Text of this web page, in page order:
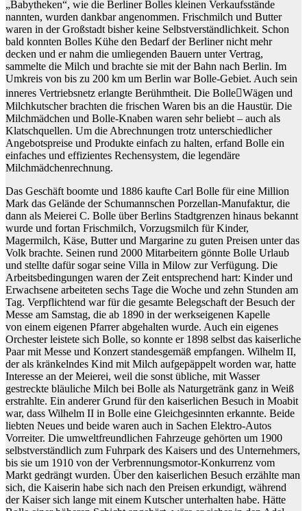
„Babytheken“, wie die Berliner Bolles kleinen Verkaufsstände
nannten, wurden dankbar angenommen. Frischmilch und Butter
waren in der Großstadt bisher keine Selbstverständlichkeit. Schon
bald konnten Bolles Kühe den Bedarf der Berliner nicht mehr
decken und er nahm die umliegenden Bauern unter Vertrag,
sammelte die Milch und brachte sie mit der Bahn nach Berlin. Im
Umkreis von bis zu 200 km um Berlin war Bolle-Gebiet. Auch sein
inneres Vertriebsnetz erlangte Berühmtheit. Die Bolle￾Wägen und
Milchkutscher brachten die frischen Waren bis an die Haustür. Die
Milchmädchen und Bolle-Knaben waren sehr beliebt – auch als
Klatschquellen. Um die Abrechnungen trotz unterschiedlicher
Angebotspreise und Produkte einfach zu halten, erfand Bolle ein
einfaches und effizientes Rechensystem, die legendäre
Milchmädchenrechnung.
Das Geschäft boomte und 1886 kaufte Carl Bolle für eine Million
Mark das Gelände der Schumannschen Porzellan-Manufaktur, die
dann als Meierei C. Bolle über Berlins Stadtgrenzen hinaus bekannt
wurde und fortan Frischmilch, Vorzugsmilch für Kinder,
Magermilch, Käse, Butter und Margarine zu guten Preisen unter das
Volk brachte. Seinen rund 2000 Mitarbeitern gönnte Bolle Urlaub
und stellte dafür sogar seine Villa in Milow zur Verfügung. Die
Arbeitsbedingungen waren der Zeit entsprechend hart: Kinder und
Erwachsene arbeiteten sechs Tage die Woche und zehn Stunden am
Tag. Verpflichtend war für die gesamte Belegschaft der Besuch der
Messe am Samstag, die ab 1890 in der werkseigenen Kapelle
von einem eigenen Pfarrer abgehalten wurde. Auch ein eigenes
Orchester leistete sich Bolle, so konnte er 1898 selbst das kaiserliche
Paar mit Messe und Konzert standesgemäß empfangen. Wilhelm II,
der als kränkelndes Kind mit Milch aufgepäppelt worden war, hatte
Interesse an der Meierei, weil die sonst übliche, mit Wasser
gestreckte bläuliche Milch bei Bolle als Naturgetränk ganz in Weiß
erstrahlte. Ein anderer Grund für den kaiserlichen Besuch in Moabit
war, dass Wilhelm II in Bolle eine Gleichgesinnten erkannte. Beide
liebten Neues und beide waren auch in Sachen Elektro-Autos
Vorreiter. Die umweltfreundlichen Fahrzeuge gehörten um 1900
selbstverständlich zum Fuhrpark des Kaisers und des Unternehmers,
bis sie um 1910 von der Verbrennungsmotor-Konkurrenz vom
Markt gedrängt wurden. Über den kaiserlichen Besuch erzählte man
sich, die Kaiserin habe sich nach den Preisen erkundigt, während
der Kaiser sich lange mit einem Kutscher unterhalten habe. Hätte